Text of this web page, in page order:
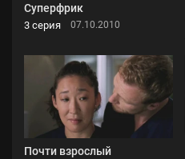
Суперфрик
3 серия 07.10.2010
Почти взрослый